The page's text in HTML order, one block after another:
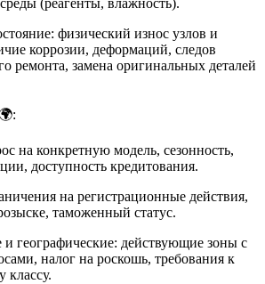
(реагенты, влажность).
физический износ узлов и
коррозии, деформаций, следов
ремонта, замена оригинальных деталей
🌍:
на конкретную модель, сезонность,
доступность кредитования.
на регистрационные действия,
таможенный статус.
и географические: действующие зоны с
налог на роскошь, требования к
классу.